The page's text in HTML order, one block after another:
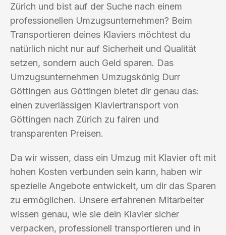
Zürich und bist auf der Suche nach einem
professionellen Umzugsunternehmen? Beim
Transportieren deines Klaviers möchtest du
natürlich nicht nur auf Sicherheit und Qualität
setzen, sondern auch Geld sparen. Das
Umzugsunternehmen Umzugskönig Durr
Göttingen aus Göttingen bietet dir genau das:
einen zuverlässigen Klaviertransport von
Göttingen nach Zürich zu fairen und
transparenten Preisen.
Da wir wissen, dass ein Umzug mit Klavier oft mit
hohen Kosten verbunden sein kann, haben wir
spezielle Angebote entwickelt, um dir das Sparen
zu ermöglichen. Unsere erfahrenen Mitarbeiter
wissen genau, wie sie dein Klavier sicher
verpacken, professionell transportieren und in